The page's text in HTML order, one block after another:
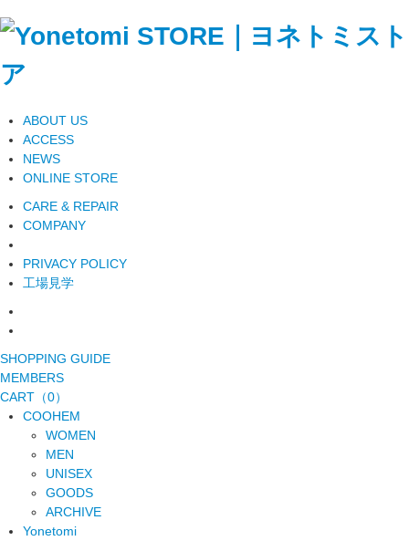
ABOUT US
ACCESS
NEWS
ONLINE STORE
CARE & REPAIR
COMPANY
PRIVACY POLICY
工場見学
SHOPPING GUIDE
MEMBERS
CART（0）
COOHEM
WOMEN
MEN
UNISEX
GOODS
ARCHIVE
Yonetomi